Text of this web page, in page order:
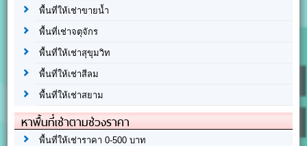
พื้นที่ให้เช่าขายน้ำ
พื้นที่เช่าจตุจักร
พื้นที่ให้เช่าสุขุมวิท
พื้นที่ให้เช่าสีลม
พื้นที่ให้เช่าสยาม
หาพื้นที่เช่าตามช่วงราคา
พื้นที่ให้เช่าราคา 0-500 บาท